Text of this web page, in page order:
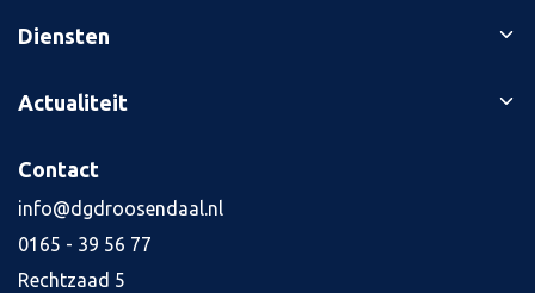
Ons verhaal
Succesverhalen
Diensten
Bedrijfsopvolging
Boekhouding
Jaarrekening
Kredietaanvraag
Salarisadministratie
Actualiteit
Blog
Kennisbank
Vacatures
4
Contact
info@dgdroosendaal.nl
0165 - 39 56 77
Rechtzaad 5